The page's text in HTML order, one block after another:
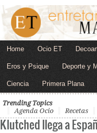
Home Ocio ET
Eros y Psique Deporte y
Ciencia Primera Plana
Trending Topics
Agenda Ocio
Recetas
Klutched llega a